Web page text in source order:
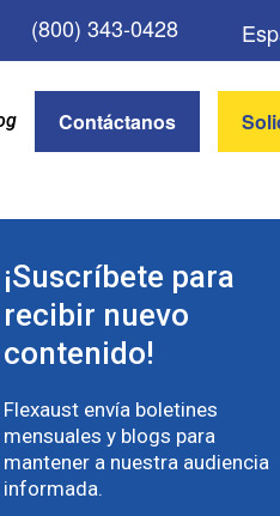
(800) 343-0428
Contáctanos
¡Suscríbete para
recibir nuevo
contenido!
Flexaust envía boletines
mensuales y blogs para
mantener a nuestra audiencia
informada.